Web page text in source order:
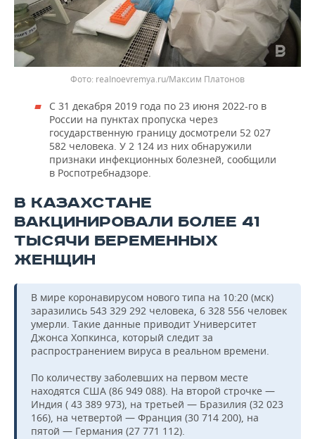
realnoevremya.ru/Максим Платонов
С 31 декабря 2019 года по 23 июня 2022-го в
России на пунктах пропуска через
государственную границу досмотрели 52 027
582 человека. У 2 124 из них обнаружили
признаки инфекционных болезней, сообщили
в Роспотребнадзоре.
В КАЗАХСТАНЕ
ВАКЦИНИРОВАЛИ БОЛЕЕ 41
ТЫСЯЧИ БЕРЕМЕННЫХ
ЖЕНЩИН
В мире коронавирусом нового типа на 10:20 (мск)
заразились 543 329 292 человека, 6 328 556 человек
умерли. Такие данные приводит Университет
Джонса Хопкинса, который следит за
распространением вируса в реальном времени.
По количеству заболевших на первом месте
находятся США (86 949 088). На второй строчке —
Индия ( 43 389 973), на третьей — Бразилия (32 023
166), на четвертой — Франция (30 714 200), на
пятой — Германия (27 771 112).